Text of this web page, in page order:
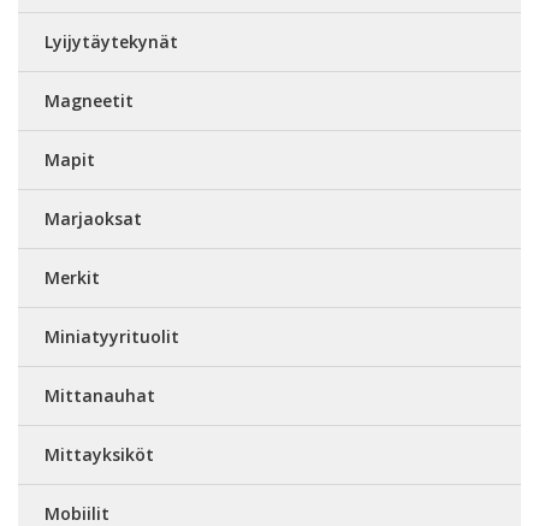
Lyijytäytekynät
Magneetit
Mapit
Marjaoksat
Merkit
Miniatyyrituolit
Mittanauhat
Mittayksiköt
Mobiilit